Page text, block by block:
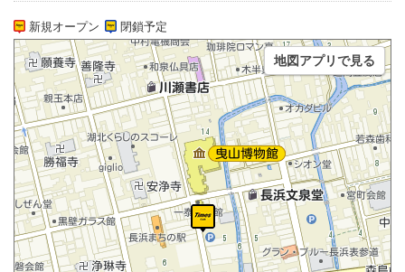
新規オープン 閉鎖予定
地図アプリで見る